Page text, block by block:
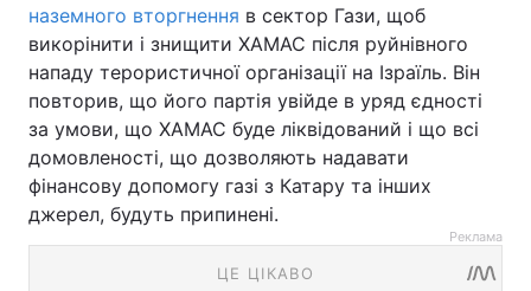
наземного вторгнення в сектор Гази, щоб
викорінити і знищити ХАМАС після руйнівного
нападу терористичної організації на Ізраїль. Він
повторив, що його партія увійде в уряд єдності
за умови, що ХАМАС буде ліквідований і що всі
домовленості, що дозволяють надавати
фінансову допомогу газі з Катару та інших
джерел, будуть припинені.
Реклама